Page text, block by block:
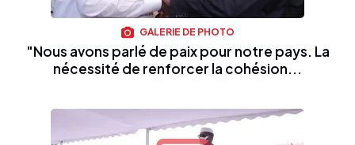
GALERIE DE PHOTO
"Nous avons parlé de paix pour notre pays. La
nécessité de renforcer la cohésion...